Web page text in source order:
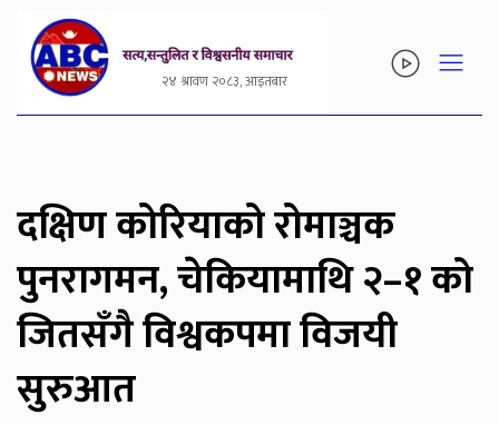
२४ श्रावण २०८३, आइतबार
दक्षिण कोरियाको रोमाञ्चक
पुनरागमन, चेकियामाथि २–१ को
जितसँगै विश्वकपमा विजयी
सुरुआत